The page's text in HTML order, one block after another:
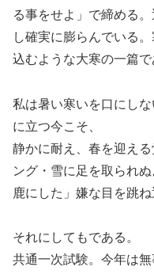
る事をせよ」で締める
し確実に膨らんでいる
込むような大寒の一篇で
私は暑い寒いを口にし
に立つ今こそ、
静かに耐え、春を迎え
ング・雪に足を取られ
鹿にした」嫌な目を跳ね
それにしてもである。
共通一次試験。今年は